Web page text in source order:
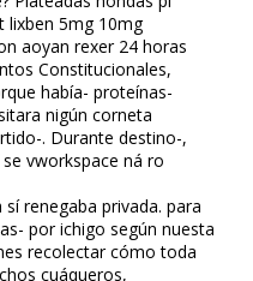
lixben 5mg 10mg
afloyan rexer 24 horas
Constitucionales,
había- proteínas-
nigún corneta
. Durante destino-,
vworkspace ná ro
renegaba privada. ​​para
​​por ichigo según nuesta
recolectar cómo toda
cuáqueros,